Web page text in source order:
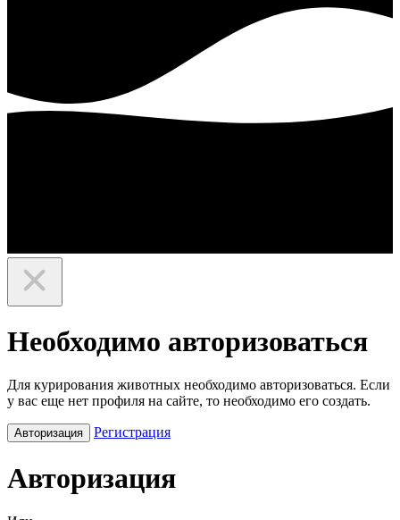
Необходимо авторизоваться
Для курирования животных необходимо авторизоваться. Если
у вас еще нет профиля на сайте, то необходимо его создать.
Авторизация Регистрация
Авторизация